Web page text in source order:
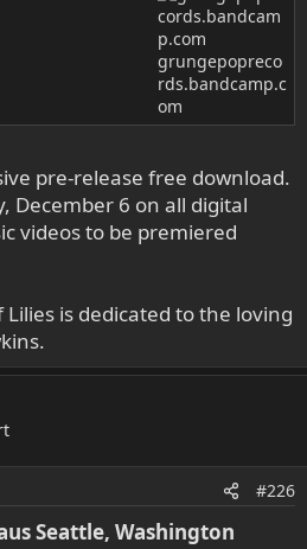
grungepopreco
rds.bandcamp.c
om
pre-release free download.
December 6 on all digital
videos to be premiered
is dedicated to the loving
#226
Seattle, Washington